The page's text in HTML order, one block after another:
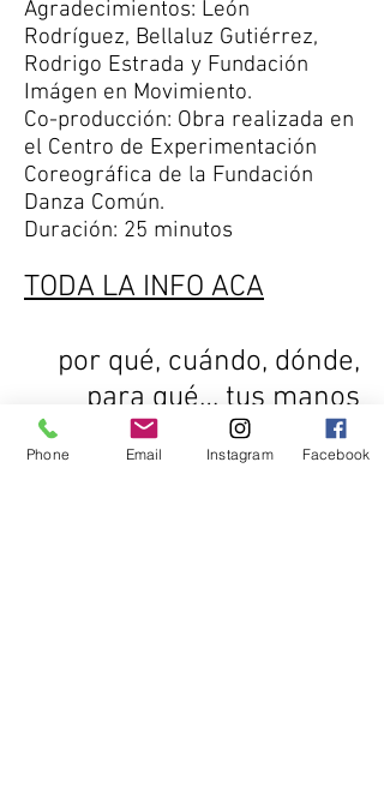
Agradecimientos: León
Rodríguez, Bellaluz Gutiérrez,
Rodrigo Estrada y Fundación
Imágen en Movimiento.
Co-producción: Obra realizada en
el Centro de Experimentación
Coreográfica de la Fundación
Danza Común.
Duración: 25 minutos
TODA LA INFO ACA
por qué, cuándo, dónde,
para qué… tus manos
limitadas, nuestras
manos sumando y el
Phone Email Instagram Facebook